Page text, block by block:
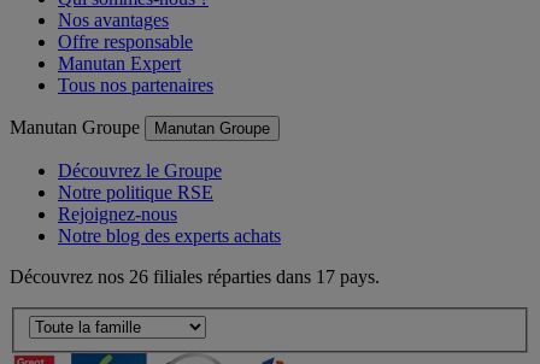
Nos avantages
Offre responsable
Manutan Expert
Tous nos partenaires
Manutan Groupe Manutan Groupe
Découvrez le Groupe
Notre politique RSE
Rejoignez-nous
Notre blog des experts achats
Découvrez nos 26 filiales réparties dans 17 pays.